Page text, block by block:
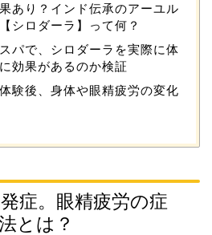
あり？インド伝承のアーユル
シロダーラ】って何？
パで、シロダーラを実際に体
効果があるのか検証
験後、身体や眼精疲労の変化
症。眼精疲労の症
とは？